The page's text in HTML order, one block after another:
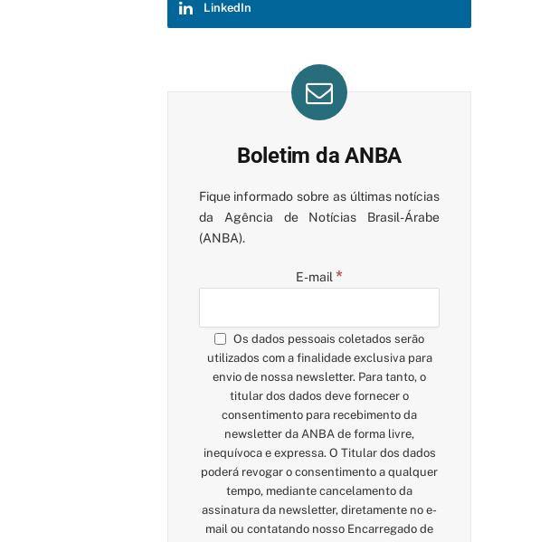
LinkedIn
Boletim da ANBA
Fique informado sobre as últimas notícias
da Agência de Notícias Brasil-Árabe
(ANBA).
E-mail *
Os dados pessoais coletados serão
utilizados com a finalidade exclusiva para
envio de nossa newsletter. Para tanto, o
titular dos dados deve fornecer o
consentimento para recebimento da
newsletter da ANBA de forma livre,
inequívoca e expressa. O Titular dos dados
poderá revogar o consentimento a qualquer
tempo, mediante cancelamento da
assinatura da newsletter, diretamente no e-
mail ou contatando nosso Encarregado de